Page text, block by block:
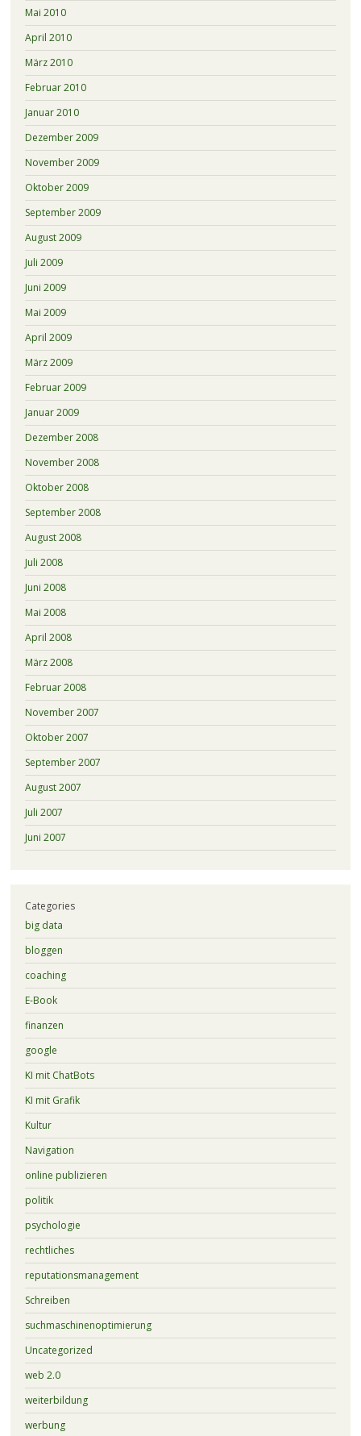
Mai 2010
April 2010
März 2010
Februar 2010
Januar 2010
Dezember 2009
November 2009
Oktober 2009
September 2009
August 2009
Juli 2009
Juni 2009
Mai 2009
April 2009
März 2009
Februar 2009
Januar 2009
Dezember 2008
November 2008
Oktober 2008
September 2008
August 2008
Juli 2008
Juni 2008
Mai 2008
April 2008
März 2008
Februar 2008
November 2007
Oktober 2007
September 2007
August 2007
Juli 2007
Juni 2007
Categories
big data
bloggen
coaching
E-Book
finanzen
google
KI mit ChatBots
KI mit Grafik
Kultur
Navigation
online publizieren
politik
psychologie
rechtliches
reputationsmanagement
Schreiben
suchmaschinenoptimierung
Uncategorized
web 2.0
weiterbildung
werbung